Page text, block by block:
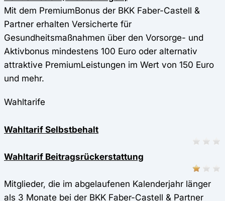
Mit dem PremiumBonus der BKK Faber-Castell &
Partner erhalten Versicherte für
Gesundheitsmaßnahmen über den Vorsorge- und
Aktivbonus mindestens 100 Euro oder alternativ
attraktive PremiumLeistungen im Wert von 150 Euro
und mehr.
Wahltarife
Wahltarif Selbstbehalt
Wahltarif Beitragsrückerstattung
Mitglieder, die im abgelaufenen Kalenderjahr länger
als 3 Monate bei der BKK Faber-Castell & Partner